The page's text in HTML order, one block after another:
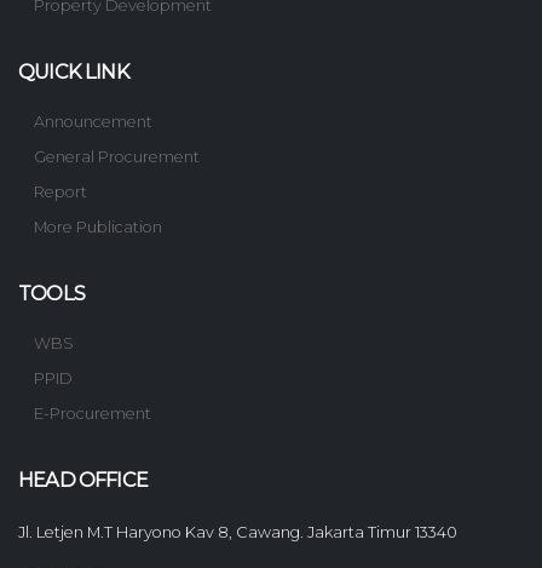
Property Development
QUICK LINK
Announcement
General Procurement
Report
More Publication
TOOLS
WBS
PPID
E-Procurement
HEAD OFFICE
Jl. Letjen M.T Haryono Kav 8, Cawang. Jakarta Timur 13340